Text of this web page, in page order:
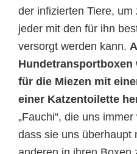
der infizierten Tiere,
jeder mit den für ihn
versorgt werden kann.
Hundetransportboxen
für die Miezen mit
einer Katzentoilette
„Fauchi“, die uns
dass sie uns überhaupt